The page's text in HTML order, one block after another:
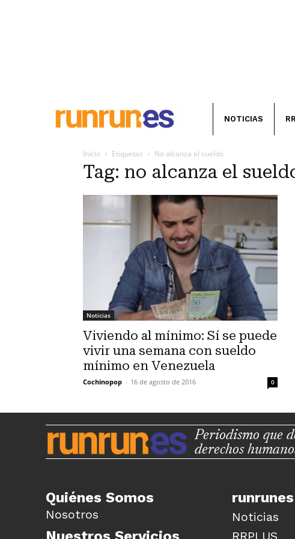
NOTICIAS
Inicio Etiquetas No alcanza el sueldo
Tag: no alcanza el
Noticias
Viviendo al mínimo: Sí se puede
vivir una semana con sueldo
mínimo en Venezuela
Cochinopop - 16 de agosto de 2016 0
Periodismo que
derechos
Quiénes Somos
Nosotros
runrunes
Noticias
RRPLUS